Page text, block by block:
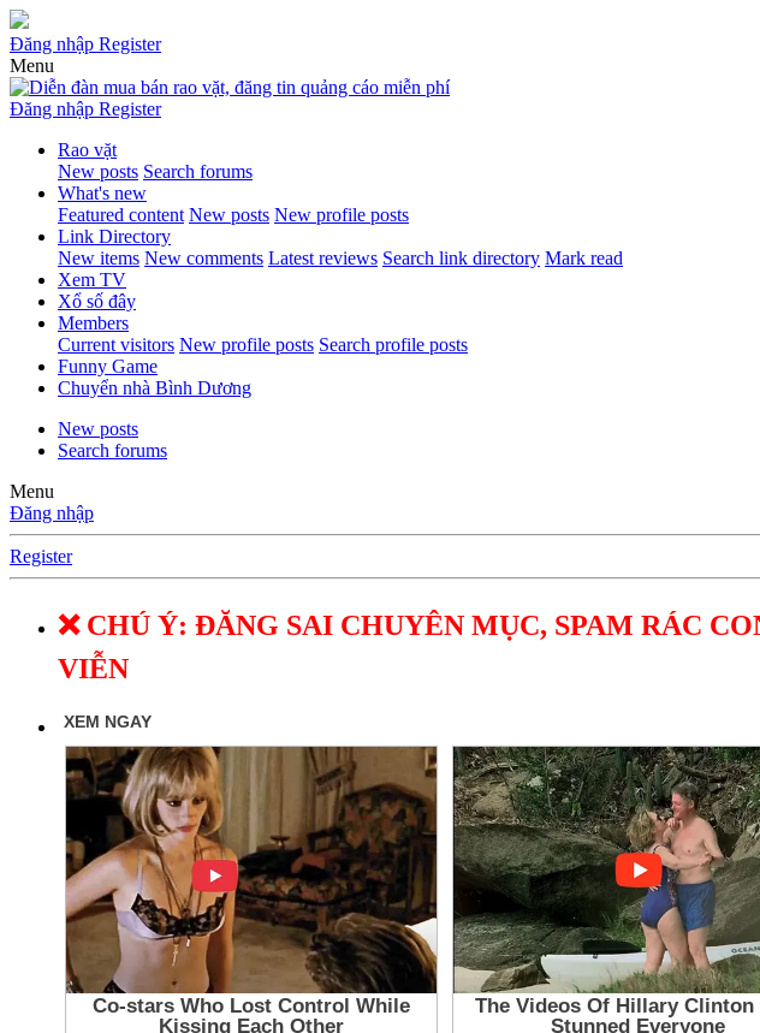
Đăng nhập Register
Menu
Đăng nhập Register
Rao vặt
New posts Search forums
What's new
Featured content New posts New profile posts
Link Directory
New items New comments Latest reviews Search link directory Mark read
Xem TV
Xổ số đây
Members
Current visitors New profile posts Search profile posts
Funny Game
Chuyển nhà Bình Dương
New posts
Search forums
Menu
Đăng nhập
Register
❌ CHÚ Ý: ĐĂNG SAI CHUYÊN MỤC, SPAM RÁC
VIỄN